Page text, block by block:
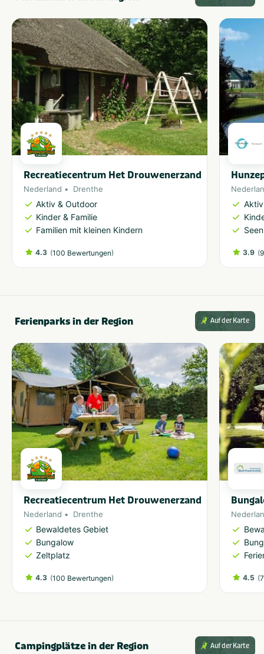
Geeignet für Wohnmobile
Kein Nudisten-
Campingplatz
Mit Pool
Hunde erlaubt
Familien mit Kindern
Strand in der Nähe
Parken beim
Zelt/Wohnwagen
Größe des Campingplatzes
Durchschnittlich: 60 - 250
Plätze
Recreatiecentrum Het Drouwenerzand
Nederland Drenthe
Aktiv & Outdoor
Kinder & Familie
Familien mit kleinen Kindern
4.3 (100 Bewertungen) 3.9 (
Ferienparks in der Region Auf der Karte
Recreatiecentrum Het Drouwenerzand
Nederland Drenthe
Bewaldetes Gebiet
Bungalow
Zeltplatz
4.3 (100 Bewertungen) 4.5 (
Campingplätze in der Region Auf der Karte